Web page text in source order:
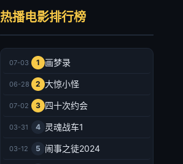
热播电影排行榜
07-03 1 画梦录
06-28 2 大惊小怪
07-02 3 四十次约会
03-31 4 灵魂战车1
03-12 5 闹事之徒2024